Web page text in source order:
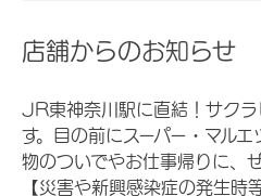
店舗からのお知らせ
JR東神奈川駅に直結！サク
す。目の前にスーパー・マル
物のついでやお仕事帰りに、
【災害や新興感染症の発生時